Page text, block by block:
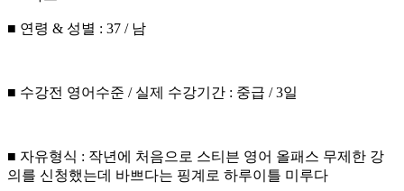
■ 연령 & 성별 : 37 / 남
■ 수강전 영어수준 / 실제 수강기간 : 중급 / 3일
■ 자유형식 : 작년에 처음으로 스티븐 영어 올패스 무제한 강
의를 신청했는데 바쁘다는 핑계로 하루이틀 미루다